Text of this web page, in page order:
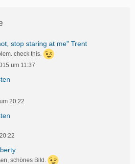
stop staring at me" Trent
check this.
um 11:37
20:22
schönes Bild.